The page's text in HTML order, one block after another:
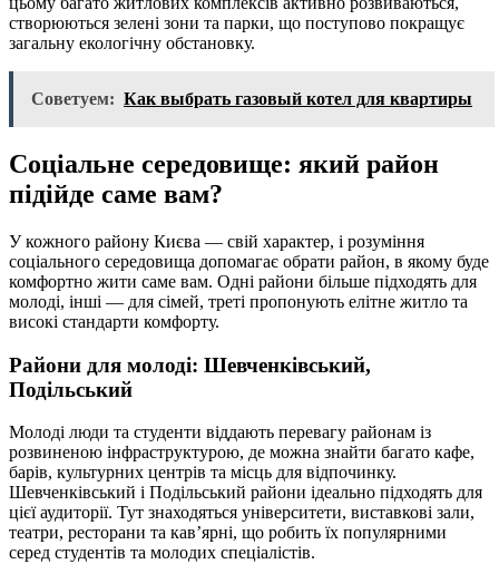
створюються зелені зони та парки, що поступово покращує
загальну екологічну обстановку.
Советуем: Как выбрать газовый котел для квартиры
Соціальне середовище: який район
підійде саме вам?
У кожного району Києва — свій характер, і розуміння
соціального середовища допомагає обрати район, в якому буде
комфортно жити саме вам. Одні райони більше підходять для
молоді, інші — для сімей, треті пропонують елітне житло та
високі стандарти комфорту.
Райони для молоді: Шевченківський,
Подільський
Молоді люди та студенти віддають перевагу районам із
розвиненою інфраструктурою, де можна знайти багато кафе,
барів, культурних центрів та місць для відпочинку.
Шевченківський і Подільський райони ідеально підходять для
цієї аудиторії. Тут знаходяться університети, виставкові зали,
театри, ресторани та кав’ярні, що робить їх популярними
серед студентів та молодих спеціалістів.